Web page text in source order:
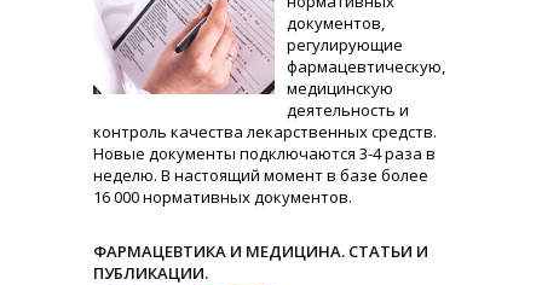
документов,
регулирующие
фармацевтическую,
медицинскую
деятельность и
контроль качества лекарственных средств.
Новые документы подключаются 3-4 раза в
неделю. В настоящий момент в базе более
16 000 нормативных документов.
ФАРМАЦЕВТИКА И МЕДИЦИНА. СТАТЬИ И
ПУБЛИКАЦИИ.